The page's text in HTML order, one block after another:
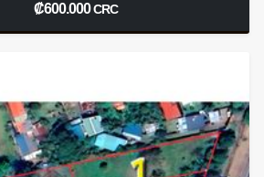
₡600.000CRC